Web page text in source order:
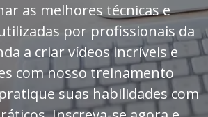
as melhores técnicas e
por profissionais da
a criar vídeos incríveis e
com nosso treinamento
suas habilidades com